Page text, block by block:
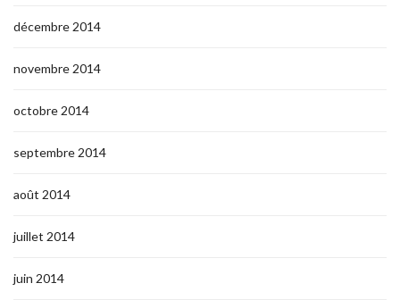
décembre 2014
novembre 2014
octobre 2014
septembre 2014
août 2014
juillet 2014
juin 2014